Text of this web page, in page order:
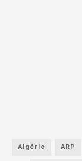
Algérie ARP